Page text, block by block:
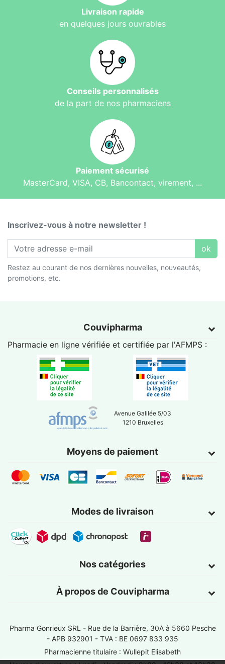
Livraison rapide
en quelques jours ouvrables
Conseils personnalisés
de la part de nos pharmaciens
Paiement sécurisé
MasterCard, VISA, CB, Bancontact, virement, ...
Inscrivez-vous à notre newsletter !
ok
Restez au courant de nos dernières nouvelles, nouveautés,
promotions, etc.
Couvipharma
Pharmacie en ligne vérifiée et certifiée par l'AFMPS :
Avenue Galilée 5/03
1210 Bruxelles
Moyens de paiement
Modes de livraison
Nos catégories
À propos de Couvipharma
Pharma Gonrieux SRL - Rue de la Barrière, 30A à 5660 Pesche
- APB 932901 - TVA : BE 0697 833 935
Pharmacienne titulaire : Wullepit Elisabeth